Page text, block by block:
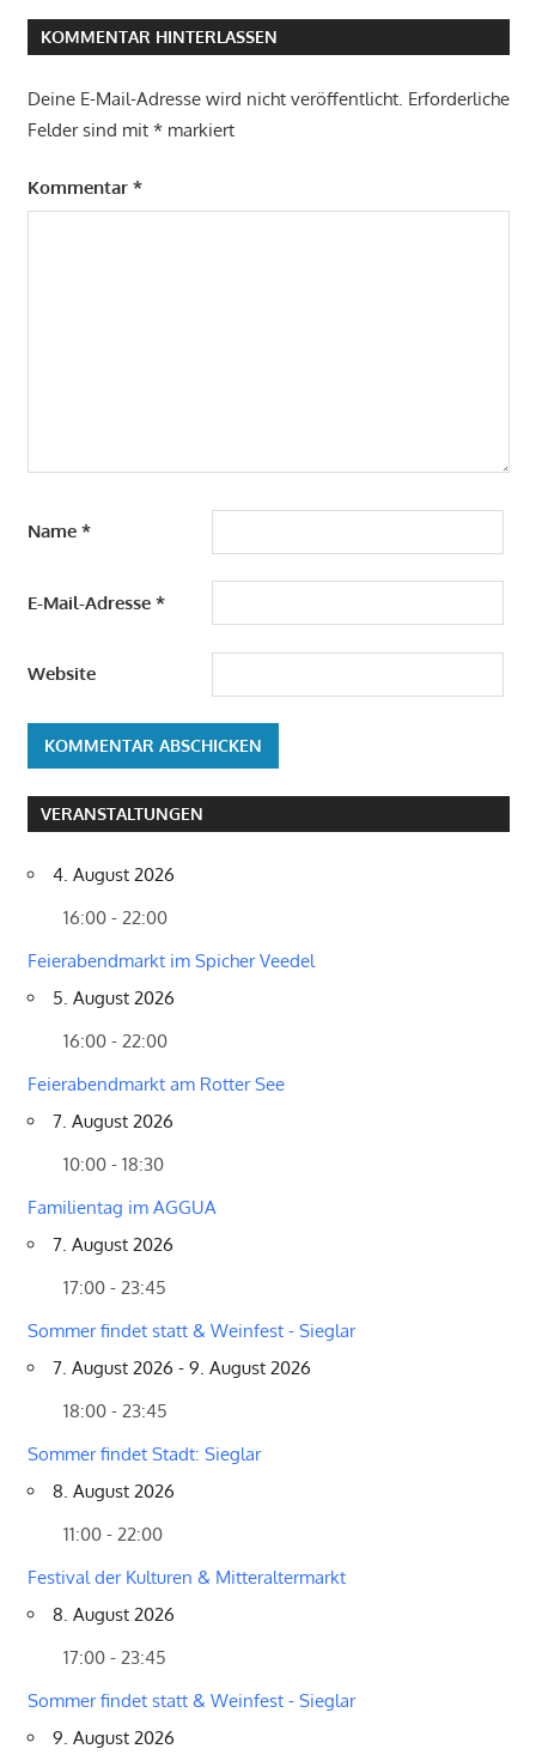
KOMMENTAR HINTERLASSEN
Deine E-Mail-Adresse wird nicht veröffentlicht. Erforderliche
Felder sind mit *markiert
Kommentar *
Name *
E-Mail-Adresse *
Website
VERANSTALTUNGEN
4. August 2026
16:00 - 22:00
Feierabendmarkt im Spicher Veedel
5. August 2026
16:00 - 22:00
Feierabendmarkt am Rotter See
7. August 2026
10:00 - 18:30
Familientag im AGGUA
7. August 2026
17:00 - 23:45
Sommer findet statt & Weinfest - Sieglar
7. August 2026 - 9. August 2026
18:00 - 23:45
Sommer findet Stadt: Sieglar
8. August 2026
11:00 - 22:00
Festival der Kulturen & Mitteraltermarkt
8. August 2026
17:00 - 23:45
Sommer findet statt & Weinfest - Sieglar
9. August 2026